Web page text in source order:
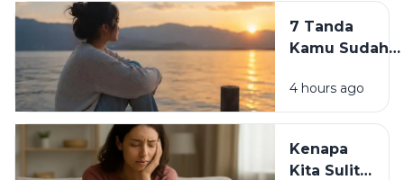
Diam-
Diam Bikin
Cepat Tua
7 Tanda
Kamu Sudah
Meninggalkan
Versi Lama
4 hours ago
Kenapa
Kita Sulit